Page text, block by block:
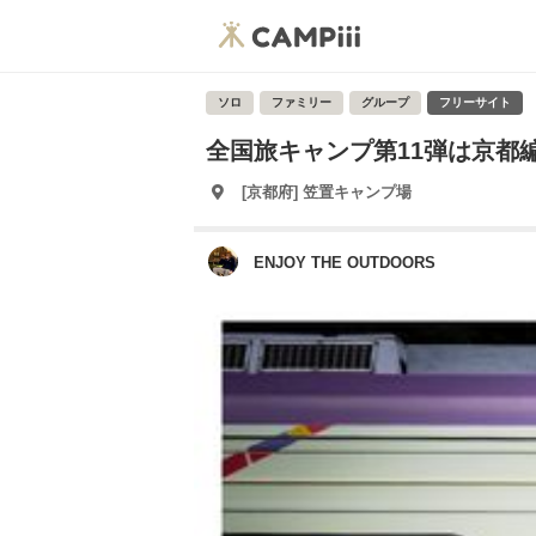
ソロ ファミリー グループ フリーサイト
全国旅キャンプ第11弾は京都
[京都府] 笠置キャンプ場
ENJOY THE OUTDOORS